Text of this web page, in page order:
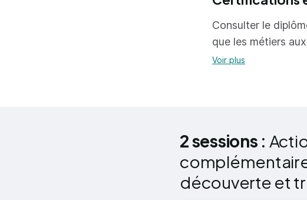
les cours
décidées à la
Consulter le
que les métiers
Voir plus
2 sessions :
découverte et